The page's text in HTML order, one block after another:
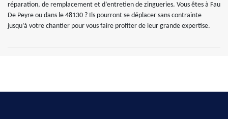
réparation, de remplacement et d’entretien de zingueries. Vous êtes à Fau
De Peyre ou dans le 48130 ? Ils pourront se déplacer sans contrainte
jusqu’à votre chantier pour vous faire profiter de leur grande expertise.